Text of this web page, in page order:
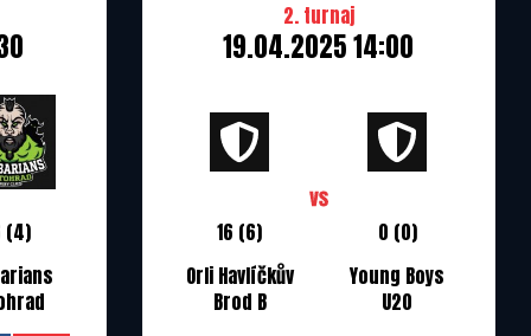
(4)
2. turnaj
19.04.2025 14:00
16 (6)
Orli Havlíčkův
Brod B
0 (0)
Young Boys
U20